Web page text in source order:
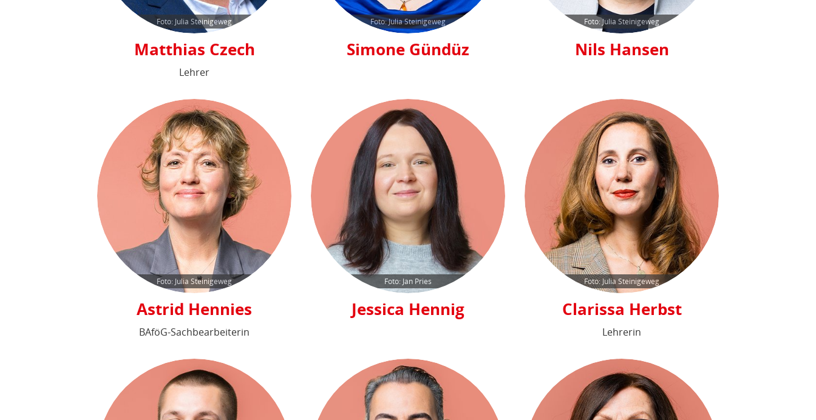
Foto: Julia Steinigeweg
Matthias Czech
Lehrer
Foto: Julia Steinigeweg
Simone Gündüz
Foto: Julia Steinigeweg
Nils Hansen
Foto: Julia Steinigeweg
Astrid Hennies
BAföG-Sachbearbeiterin
Foto: Jan Pries
Jessica Hennig
Foto: Julia Steinigeweg
Clarissa Herbst
Lehrerin